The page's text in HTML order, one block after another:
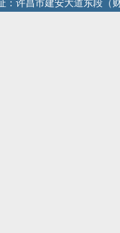
：许昌市建安大道东段（